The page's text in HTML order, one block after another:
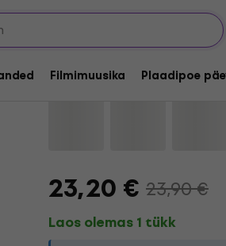
Filmimuusika Plaadipoe
Mountain Tamer -
Kaubamärk:Mountain Tamer
23,20 € 23,90 €
Laos olemas 1 tükk